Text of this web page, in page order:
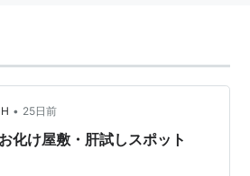
• 25日前
化け屋敷・肝試しスポット